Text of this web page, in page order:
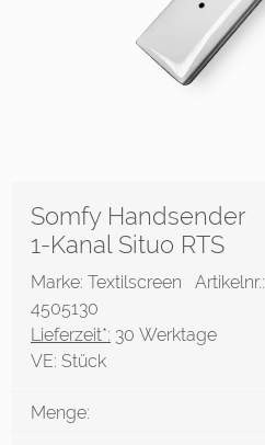
Somfy Handsender
1-Kanal Situo RTS
Marke: Textilscreen Artikelnr.:
4505130
Lieferzeit*: 30 Werktage
VE: Stück
Menge: